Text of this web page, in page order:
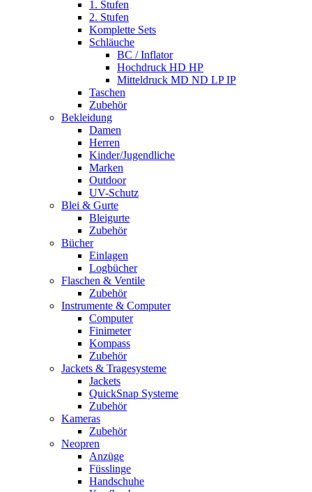
1. Stufen
2. Stufen
Komplette Sets
Schläuche
BC / Inflator
Hochdruck HD HP
Mitteldruck MD ND LP IP
Taschen
Zubehör
Bekleidung
Damen
Herren
Kinder/Jugendliche
Marken
Outdoor
UV-Schutz
Blei & Gurte
Bleigurte
Zubehör
Bücher
Einlagen
Logbücher
Flaschen & Ventile
Zubehör
Instrumente & Computer
Computer
Finimeter
Kompass
Zubehör
Jackets & Tragesysteme
Jackets
QuickSnap Systeme
Zubehör
Kameras
Zubehör
Neopren
Anzüge
Füsslinge
Handschuhe